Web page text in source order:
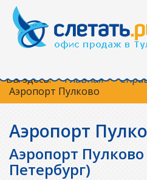
Вы здесь: Главная
Аэропорт Пулково
Аэропорт
Аэропорт
Петербург)